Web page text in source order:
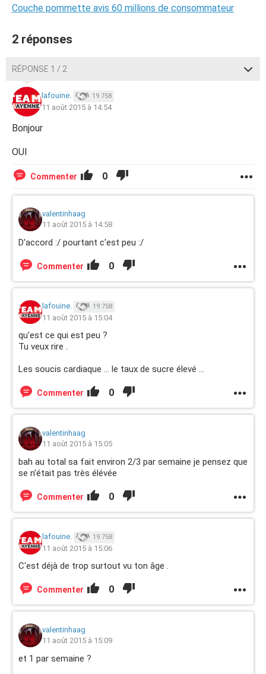
Couche pommette avis 60 millions de consommateur
2 réponses
RÉPONSE 1 / 2
lafouine. 19 758
11 août 2015 à 14:54
Bonjour
OUI
Commenter 0
valentinhaag
11 août 2015 à 14:58
D'accord :/ pourtant c'est peu :/
Commenter 0
lafouine. 19 758
11 août 2015 à 15:04
qu'est ce qui est peu ?
Tu veux rire .
Les soucis cardiaque ... le taux de sucre élevé ...
Commenter 0
valentinhaag
11 août 2015 à 15:05
bah au total sa fait environ 2/3 par semaine je pensez que
se n'était pas très élévée
Commenter 0
lafouine. 19 758
11 août 2015 à 15:06
C'est déjà de trop surtout vu ton âge .
Commenter 0
valentinhaag
11 août 2015 à 15:09
et 1 par semaine ?